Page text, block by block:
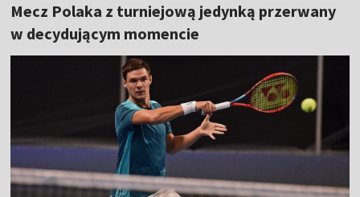
Mecz Polaka z turniejową jedynką przerwany
w decydującym momencie